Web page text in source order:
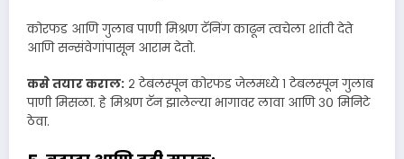
कोरफड आणि गुलाब पाणी मिश्रण टॅनिंग काढून त्वचेला शांती देते
आणि सन्संवेगांपासून आराम देतो.
कसे तयार कराल: २ टेबलस्पून कोरफड जेलमध्ये १ टेबलस्पून गुलाब
पाणी मिसळा. हे मिश्रण टॅन झालेल्या भागावर लावा आणि ३० मिनिटे
ठेवा.